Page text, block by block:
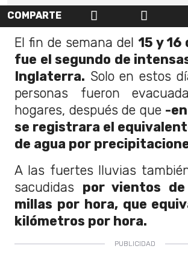
COMPARTE
El fin de semana del15 y
fue el segundo de
Inglaterra. Solo en estos
personas fueron
hogares, después de que -
se registrara el
de agua por
A las fuertes lluvias
sacudidas por vientos
millas por hora, que
kilómetros por hora.